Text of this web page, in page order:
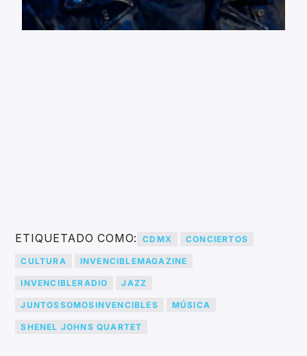
ETIQUETADO COMO: CDMX CONCIERTOS
CULTURA INVENCIBLEMAGAZINE
INVENCIBLERADIO JAZZ
JUNTOSSOMOSINVENCIBLES MÚSICA
SHENEL JOHNS QUARTET